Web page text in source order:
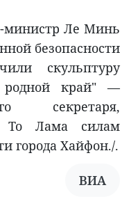
министр Ле Минь
безопасности
скульптуру
родной край" —
секретаря,
То Лама силам
города Хайфон./.
ВИА